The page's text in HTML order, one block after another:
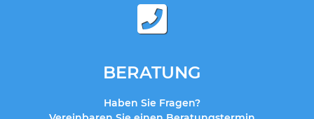
BERATUNG
Haben Sie Fragen?